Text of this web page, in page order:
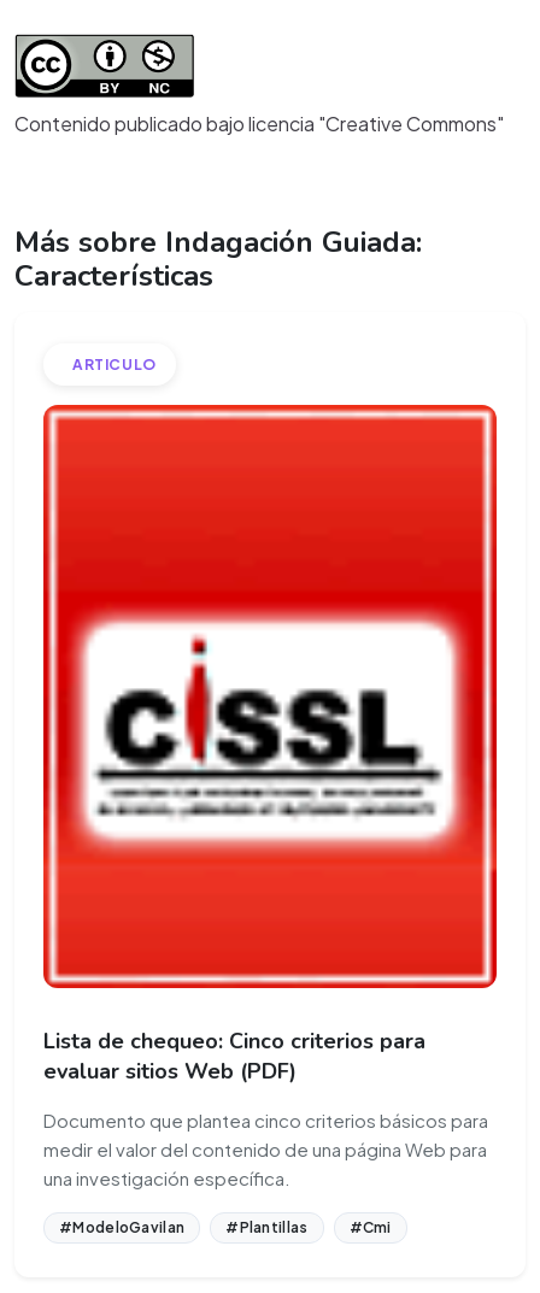
Contenido publicado bajo licencia "Creative Commons"
Más sobre Indagación Guiada:
Características
ARTICULO
Lista de chequeo: Cinco criterios para
evaluar sitios Web (PDF)
Documento que plantea cinco criterios básicos para
medir el valor del contenido de una página Web para
una investigación específica.
#ModeloGavilan #Plantillas #Cmi